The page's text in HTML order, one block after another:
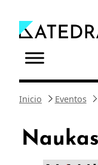
contenido
Inicio Eventos